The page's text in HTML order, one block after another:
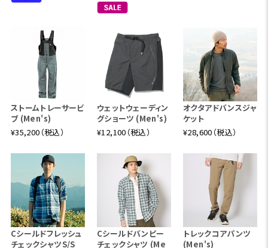
ストームトレーサービ
ブ (Men's)
¥35,200（税込）
ウェットウェーディン
グショーツ (Men's)
¥12,100（税込）
オクタアドバンスジャ
ケット
¥28,600（税込）
Cシールドフレッシュ
チェックシャツS/S
Cシールドバンピー
チェックシャツ (Me
トレックコアパンツ
(Men's)